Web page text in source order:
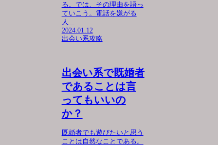
る。では、その理由を語っ
ていこう。電話を嫌がる
人...
2024.01.12
出会い系攻略
出会い系で既婚者
であることは言
ってもいいの
か？
既婚者でも遊びたいと思う
ことは自然なことである。